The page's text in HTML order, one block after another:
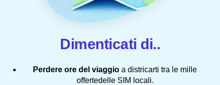
Dimenticati di..
Perdere ore del viaggio a districarti tra le mille
offertedelle SIM locali.